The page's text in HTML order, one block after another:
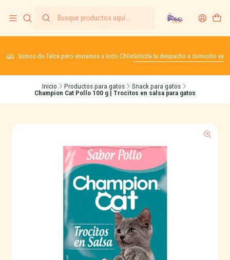
Somos de Talca pero enviamos a todo ChileSolicita tu despacho a domicilio ya
Inicio Productos para gatos
Snack para gatos
Champion Cat Pollo 100 g | Trocitos en salsa para gatos